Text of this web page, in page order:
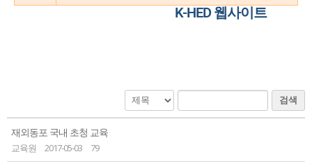
K-HED 웹사이트
검색
재외동포 국내 초청 교육
교육원 2017-05-03 79